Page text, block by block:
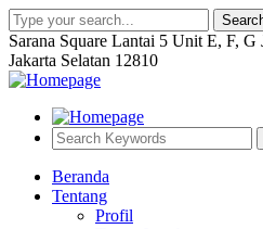
Sarana Square Lantai 5 Unit E, F,
Jakarta Selatan 12810
Beranda
Tentang
Profil